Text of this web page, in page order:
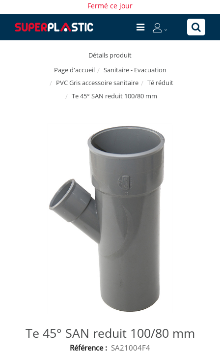
Fermé ce jour
Détails produit
Page d'accueil
Sanitaire - Evacuation
PVC Gris accessoire sanitaire
Té réduit
Te 45° SAN reduit 100/80 mm
Te 45° SAN reduit 100/80 mm
Référence : SA21004F4